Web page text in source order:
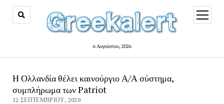
6 Αυγούστου, 2026
open
menu
Η Ολλανδία θέλει καινούργιο Α/Α σύστημα,
συμπλήρωμα των Patriot
12 ΣΕΠΤΕΜΒΡΊΟΥ, 2020